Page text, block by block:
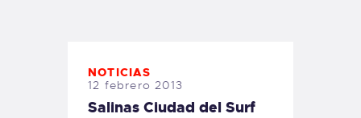
NOTICIAS
12 febrero 2013
Salinas Ciudad del Surf